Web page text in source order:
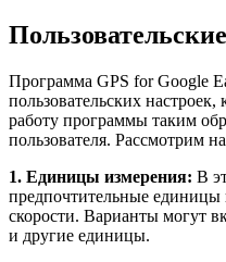
Программа GPS for Google
пользовательских
работу программы таким
пользователя. Рассмотрим
1. Единицы измерения: В
предпочтительные единицы
скорости. Варианты могут
и другие единицы.